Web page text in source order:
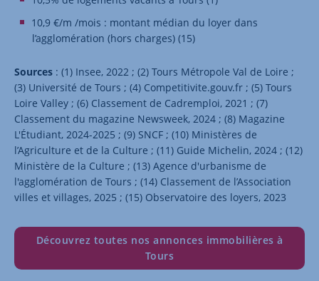
10,9 €/m /mois : montant médian du loyer dans
l’agglomération (hors charges) (15)
Sources : (1) Insee, 2022 ; (2) Tours Métropole Val de Loire ;
(3) Université de Tours ; (4) Competitivite.gouv.fr ; (5) Tours
Loire Valley ; (6) Classement de Cadremploi, 2021 ; (7)
Classement du magazine Newsweek, 2024 ; (8) Magazine
L'Étudiant, 2024-2025 ; (9) SNCF ; (10) Ministères de
l’Agriculture et de la Culture ; (11) Guide Michelin, 2024 ; (12)
Ministère de la Culture ; (13) Agence d'urbanisme de
l'agglomération de Tours ; (14) Classement de l’Association
villes et villages, 2025 ; (15) Observatoire des loyers, 2023
Découvrez toutes nos annonces immobilières à
Tours